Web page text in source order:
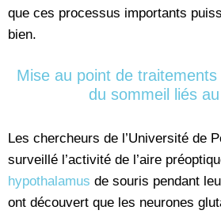
que ces processus importants
bien.
Mise au point de
du sommeil liés
Les chercheurs de l’Université de
surveillé l’activité de l’aire
hypothalamus de souris pendant
ont découvert que les neurones